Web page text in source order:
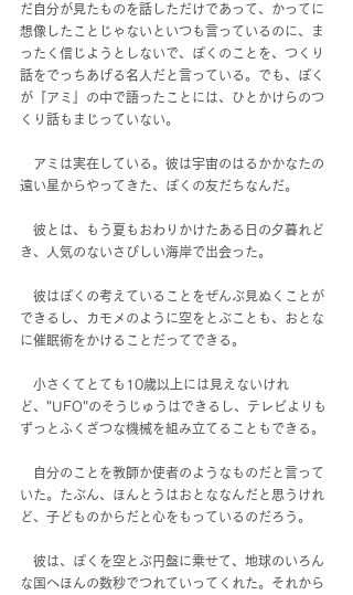
だ自分が見たものを話しただけであって、かってに
想像したことじゃないといつも言っているのに、ま
ったく信じようとしないで、ぼくのことを、つくり
話をでっちあげる名人だと言っている。でも、ぼく
が『アミ』の中で語ったことには、ひとかけらのつ
くり話もまじっていない。
アミは実在している。彼は宇宙のはるかかなたの
遠い星からやってきた、ぼくの友だちなんだ。
彼とは、もう夏もおわりかけたある日の夕暮れど
き、人気のないさびしい海岸で出会った。
彼はぼくの考えていることをぜんぶ見ぬくことが
できるし、カモメのように空をとぶことも、おとな
に催眠術をかけることだってできる。
小さくてとても10歳以上には見えないけれ
ど、"UFO"のそうじゅうはできるし、テレビよりも
ずっとふくざつな機械を組み立てることもできる。
自分のことを教師か使者のようなものだと言って
いた。たぶん、ほんとうはおとななんだと思うけれ
ど、子どものからだと心をもっているのだろう。
彼は、ぼくを空とぶ円盤に乗せて、地球のいろん
な国へほんの数秒でつれていってくれた。それから